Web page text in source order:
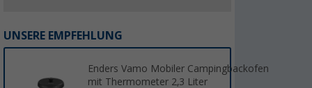
UNSERE EMPFEHLUNG
Enders Vamo Mobiler Campingbackofen
mit Thermometer 2,3 Liter